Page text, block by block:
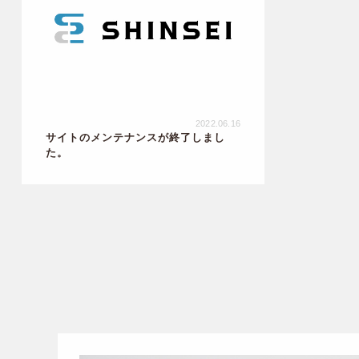
2022.06.16
サイトのメンテナンスが終了しまし
た。